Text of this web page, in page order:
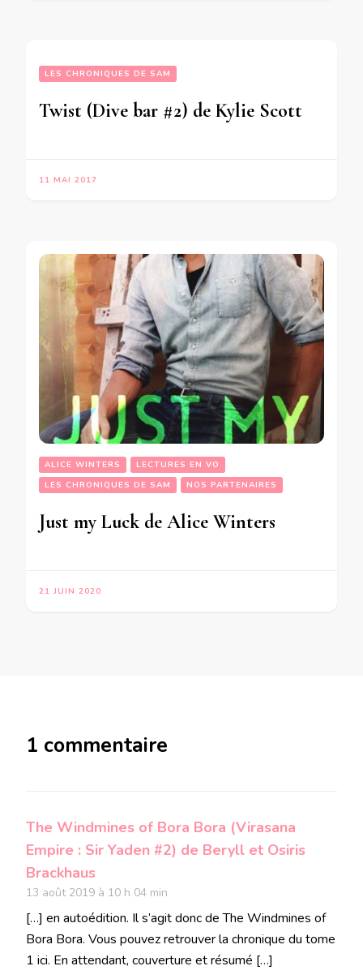
LES CHRONIQUES DE SAM
Twist (Dive bar #2) de Kylie Scott
11 MAI 2017
ALICE WINTERS
LECTURES EN VO
LES CHRONIQUES DE SAM
NOS PARTENAIRES
Just my Luck de Alice Winters
21 JUIN 2020
1 commentaire
The Windmines of Bora Bora (Virasana
Empire : Sir Yaden #2) de Beryll et Osiris
Brackhaus
13 août 2019 à 10 h 04 min
[…] en autoédition. Il s’agit donc de The Windmines of
Bora Bora. Vous pouvez retrouver la chronique du tome
1 ici. En attendant, couverture et résumé […]